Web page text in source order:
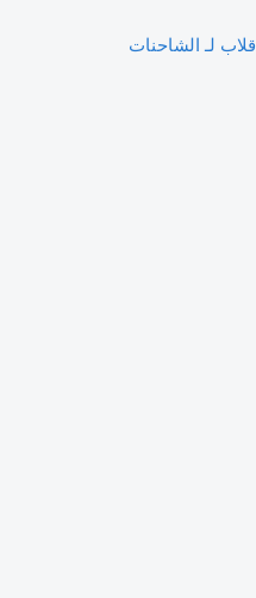
لـ الشاحنات